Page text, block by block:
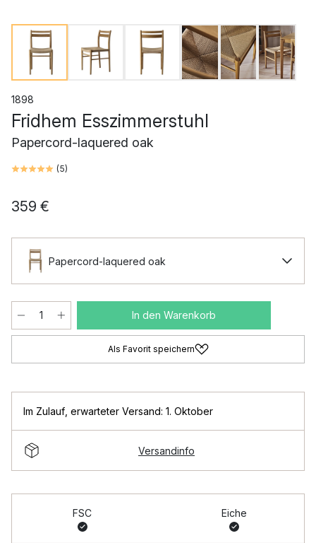
1898
Fridhem Esszimmerstuhl
Papercord-laquered oak
(5)
359 €
Papercord-laquered oak
In den Warenkorb
Als Favorit speichern
Im Zulauf erwarteter Versand: 1. Oktober
Versandinfo
FSC Eiche